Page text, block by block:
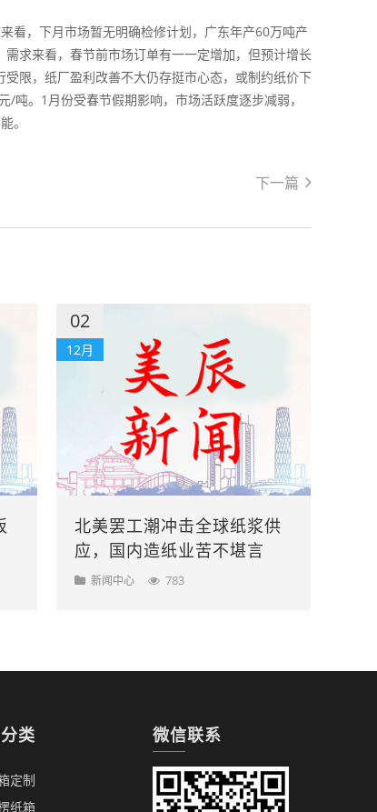
，下月市场暂无明确检修计划，广东年产60万吨产
求来看，春节前市场订单有一一定增加，但预计增长
限，纸厂盈利改善不大仍存挺市心态，或制约纸价下
。1月份受春节假期影响，市场活跃度逐步减弱，
。
下一篇
02
12月
北美罢工潮冲击全球纸浆供
应，国内造纸业苦不堪言
新闻中心 783
类
定制
纸箱
微信联系